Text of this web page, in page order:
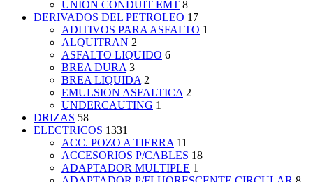
UNION CONDUIT EMT 8
DERIVADOS DEL PETROLEO 17
ADITIVOS PARA ASFALTO 1
ALQUITRAN 2
ASFALTO LIQUIDO 6
BREA DURA 3
BREA LIQUIDA 2
EMULSION ASFALTICA 2
UNDERCAUTING 1
DRIZAS 58
ELECTRICOS 1331
ACC. POZO A TIERRA 11
ACCESORIOS P/CABLES 18
ADAPTADOR MULTIPLE 1